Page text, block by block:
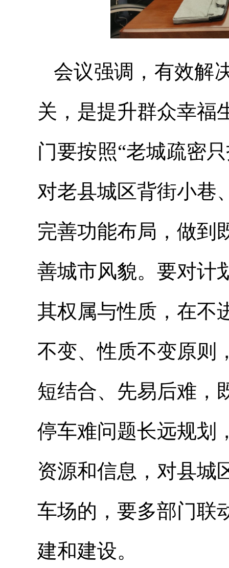
会议强调，有效解
关，是提升群众幸福
门要按照“老城疏密
对老县城区背街小巷
完善功能布局，做到
善城市风貌。要对计
其权属与性质，在不
不变、性质不变原则
短结合、先易后难，
停车难问题长远规划
资源和信息，对县城
车场的，要多部门联
建和建设。